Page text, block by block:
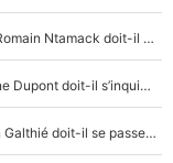
XV de France - Matthieu Jalibert a tout changé : Romain Ntamack doit-il s’inquiéter pour sa place à un an de la Coupe du monde ?
«Le XV de France est meilleur avec Lucu» : Antoine Dupont doit-il s’inquiéter pour sa place ?
Le XV de France a trouvé son remplaçant : Fabien Galthié doit-il se passer d'Antoine Dupont ?